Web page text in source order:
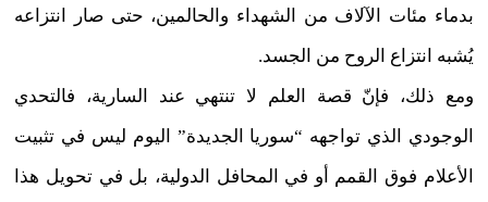
بدماء مئات الآلاف من الشهداء والحالمين، حتى صار انتزاعه
يُشبه انتزاع الروح من الجسد.
ومع ذلك، فإنّ قصة العلم لا تنتهي عند السارية، فالتحدي
الوجودي الذي تواجهه “سوريا الجديدة” اليوم ليس في تثبيت
الأعلام فوق القمم أو في المحافل الدولية، بل في تحويل هذا